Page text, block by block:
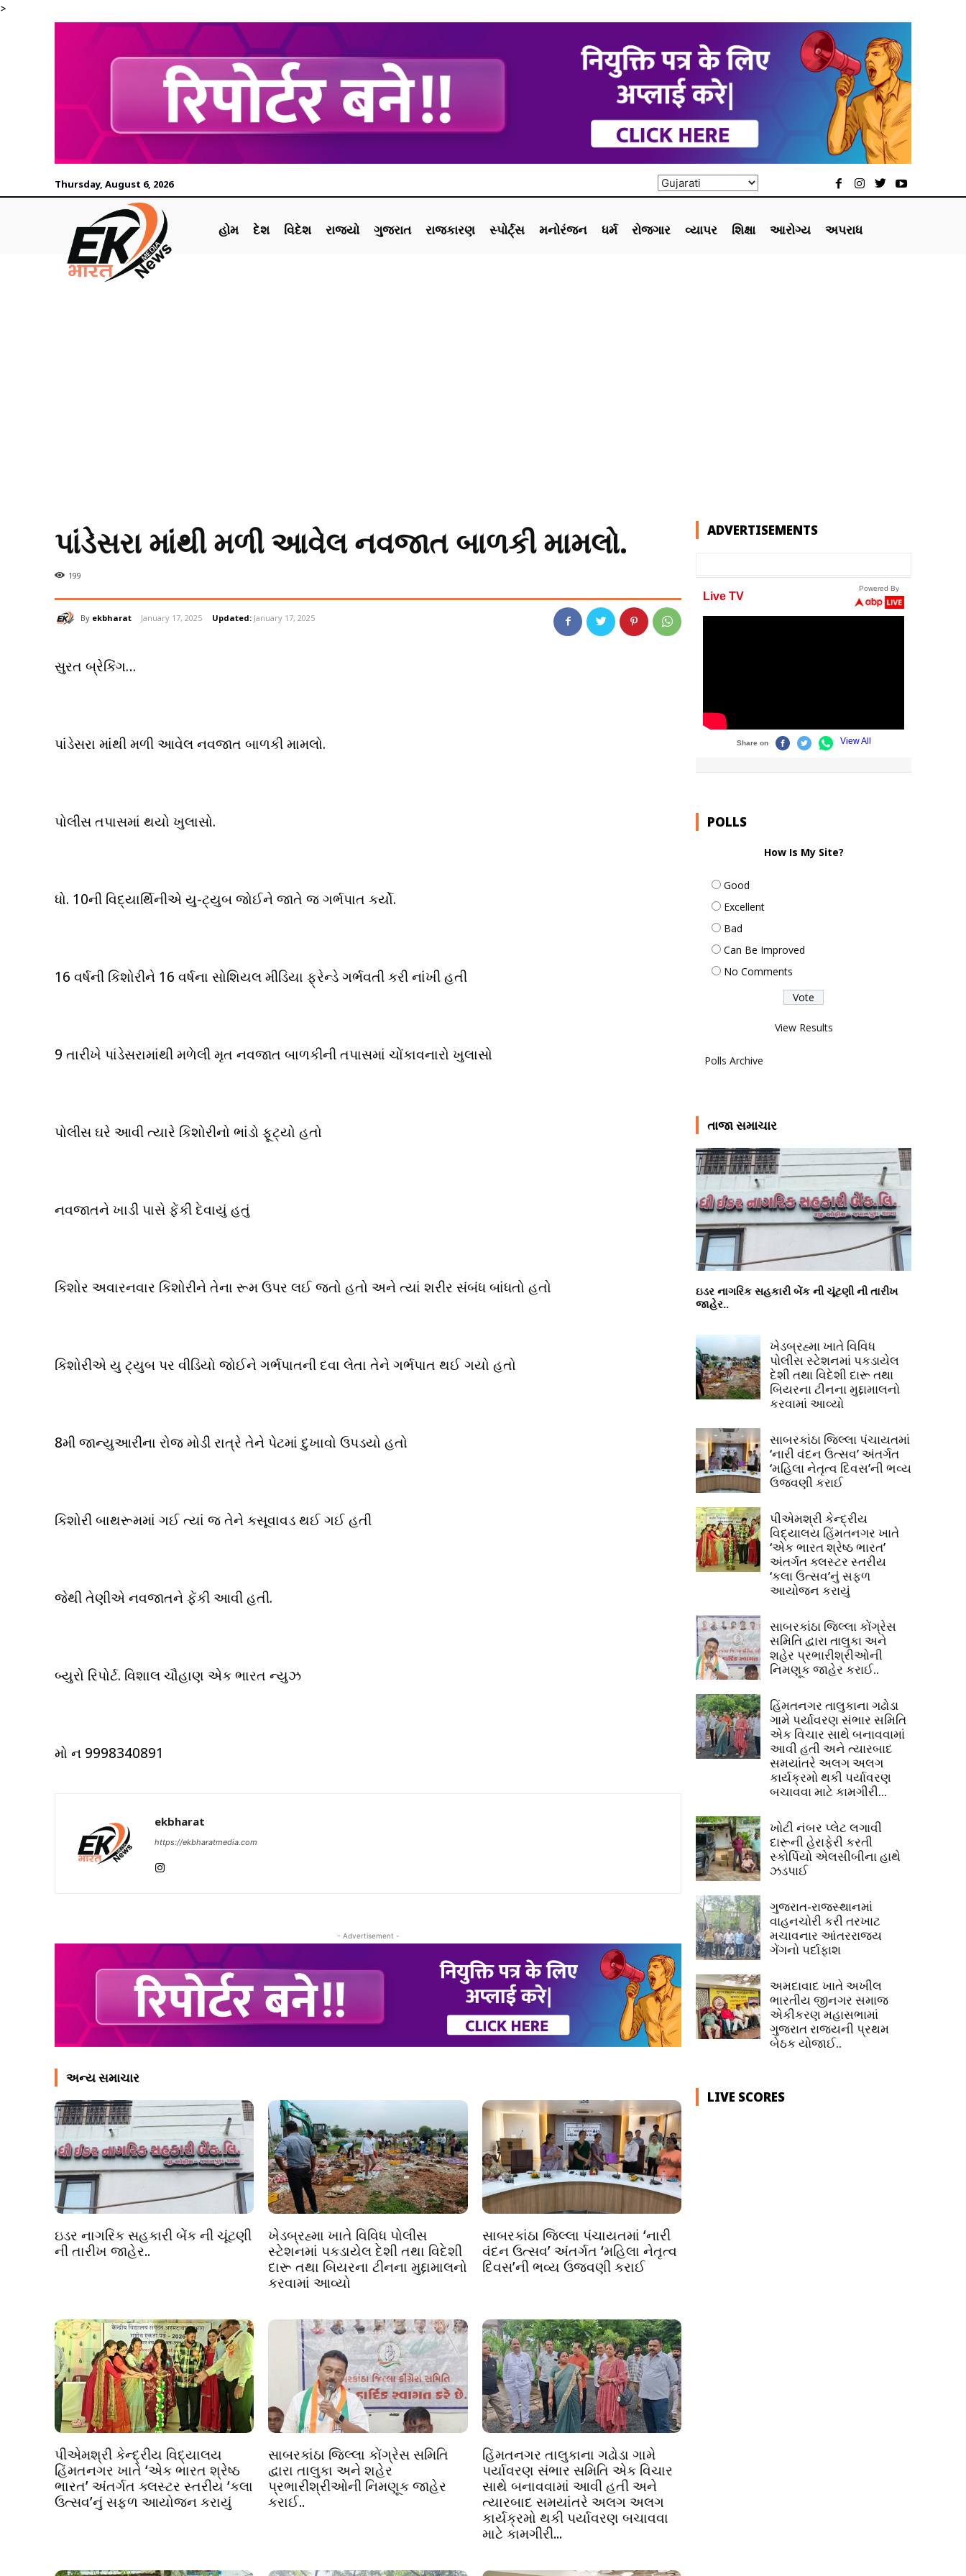
>
Thursday, August 6, 2026
હોમ દેશ વિદેશ રાજ્યો ગુજરાત રાજકારણ સ્પોર્ટ્સ મનોરંજન ધર્મ રોજગાર વ્યાપર શિક્ષા આરોગ્ય અપરાધ
પાંડેસરા માંથી મળી આવેલ નવજાત બાળકી મામલો.
199
By ekbharat January 17, 2025 Updated: January 17, 2025
સુરત બ્રેકિંગ…
પાંડેસરા માંથી મળી આવેલ નવજાત બાળકી મામલો.
પોલીસ તપાસમાં થયો ખુલાસો.
ધો. 10ની વિદ્યાર્થિનીએ યુ-ટ્યુબ જોઈને જાતે જ ગર્ભપાત કર્યો.
16 વર્ષની કિશોરીને 16 વર્ષના સોશિયલ મીડિયા ફ્રેન્ડે ગર્ભવતી કરી નાંખી હતી
9 તારીખે પાંડેસરામાંથી મળેલી મૃત નવજાત બાળકીની તપાસમાં ચોંકાવનારો ખુલાસો
પોલીસ ઘરે આવી ત્યારે કિશોરીનો ભાંડો ફૂટ્યો હતો
નવજાતને ખાડી પાસે ફેંકી દેવાયું હતું
કિશોર અવારનવાર કિશોરીને તેના રૂમ ઉપર લઈ જતો હતો અને ત્યાં શરીર સંબંધ બાંધતો હતો
કિશોરીએ યુ ટ્યુબ પર વીડિયો જોઈને ગર્ભપાતની દવા લેતા તેને ગર્ભપાત થઈ ગયો હતો
8મી જાન્યુઆરીના રોજ મોડી રાત્રે તેને પેટમાં દુખાવો ઉપડયો હતો
કિશોરી બાથરૂમમાં ગઈ ત્યાં જ તેને કસૂવાવડ થઈ ગઈ હતી
જેથી તેણીએ નવજાતને ફેંકી આવી હતી.
બ્યુરો રિપોર્ટ. વિશાલ ચૌહાણ એક ભારત ન્યુઝ
મો ન 9998340891
ekbharat
https://ekbharatmedia.com
- Advertisement -
અન્ય સમાચાર
ઇડર નાગરિક સહકારી બેંક ની ચૂંટણી
ની તારીખ જાહેર..
ખેડબ્રહ્મા ખાતે વિવિધ પોલીસ
સ્ટેશનમાં પકડાયેલ દેશી તથા વિદેશી
દારૂ તથા બિયરના ટીનના મુદ્દામાલનો
કરવામાં આવ્યો
સાબરકાંઠા જિલ્લા પંચાયતમાં ‘નારી
વંદન ઉત્સવ’ અંતર્ગત ‘મહિલા નેતૃત્વ
દિવસ’ની ભવ્ય ઉજવણી કરાઈ
પીએમશ્રી કેન્દ્રીય વિદ્યાલય
હિંમતનગર ખાતે ‘એક ભારત શ્રેષ્ઠ
ભારત’ અંતર્ગત ક્લસ્ટર સ્તરીય ‘કલા
ઉત્સવ’નું સફળ આયોજન કરાયું
સાબરકાંઠા જિલ્લા કોંગ્રેસ સમિતિ
દ્વારા તાલુકા અને શહેર
પ્રભારીશ્રીઓની નિમણૂક જાહેર
કરાઈ..
હિંમતનગર તાલુકાના ગઢોડા ગામે
પર્યાવરણ સંભાર સમિતિ એક વિચાર
સાથે બનાવવામાં આવી હતી અને
ત્યારબાદ સમયાંતરે અલગ અલગ
કાર્યક્રમો થકી પર્યાવરણ બચાવવા
માટે કામગીરી...
ADVERTISEMENTS
POLLS
How Is My Site?
Good
Excellent
Bad
Can Be Improved
No Comments
View Results
Polls Archive
તાજા સમાચાર
ઇડર નાગરિક સહકારી બેંક ની ચૂંટણી ની તારીખ
જાહેર..
ખેડબ્રહ્મા ખાતે વિવિધ
પોલીસ સ્ટેશનમાં પકડાયેલ
દેશી તથા વિદેશી દારૂ તથા
બિયરના ટીનના મુદ્દામાલનો
કરવામાં આવ્યો
સાબરકાંઠા જિલ્લા પંચાયતમાં
‘નારી વંદન ઉત્સવ’ અંતર્ગત
‘મહિલા નેતૃત્વ દિવસ’ની ભવ્ય
ઉજવણી કરાઈ
પીએમશ્રી કેન્દ્રીય
વિદ્યાલય હિંમતનગર ખાતે
‘એક ભારત શ્રેષ્ઠ ભારત’
અંતર્ગત ક્લસ્ટર સ્તરીય
‘કલા ઉત્સવ’નું સફળ
આયોજન કરાયું
સાબરકાંઠા જિલ્લા કોંગ્રેસ
સમિતિ દ્વારા તાલુકા અને
શહેર પ્રભારીશ્રીઓની
નિમણૂક જાહેર કરાઈ..
હિંમતનગર તાલુકાના ગઢોડા
ગામે પર્યાવરણ સંભાર સમિતિ
એક વિચાર સાથે બનાવવામાં
આવી હતી અને ત્યારબાદ
સમયાંતરે અલગ અલગ
કાર્યક્રમો થકી પર્યાવરણ
બચાવવા માટે કામગીરી...
ખોટી નંબર પ્લેટ લગાવી
દારૂની હેરાફેરી કરતી
સ્કોર્પિયો એલસીબીના હાથે
ઝડપાઈ
ગુજરાત-રાજસ્થાનમાં
વાહનચોરી કરી તરખાટ
મચાવનાર આંતરરાજ્ય
ગેંગનો પર્દાફાશ
અમદાવાદ ખાતે અખીલ
ભારતીય જીનગર સમાજ
એકીકરણ મહાસભામાં
ગુજરાત રાજ્યની પ્રથમ
બેઠક યોજાઈ..
LIVE SCORES